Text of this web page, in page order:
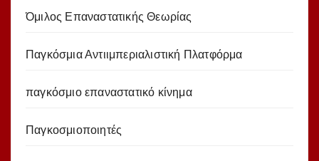
Όμιλος Επαναστατικής Θεωρίας
Παγκόσμια Αντιιμπεριαλιστική Πλατφόρμα
παγκόσμιο επαναστατικό κίνημα
Παγκοσμιοποιητές